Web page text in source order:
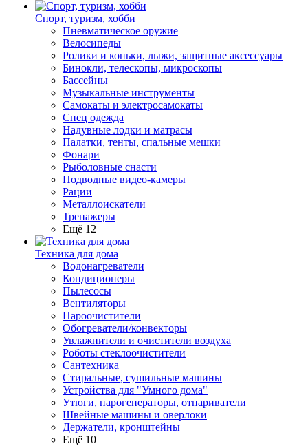
Спорт, туризм, хобби
Пневматическое оружие
Велосипеды
Ролики и коньки, лыжи, защитные аксессуары
Бинокли, телескопы, микроскопы
Бассейны
Музыкальные инструменты
Самокаты и электросамокаты
Спец одежда
Надувные лодки и матрасы
Палатки, тенты, спальные мешки
Фонари
Рыболовные снасти
Подводные видео-камеры
Рации
Металлоискатели
Тренажеры
Ещё 12
Техника для дома
Водонагреватели
Кондиционеры
Пылесосы
Вентиляторы
Пароочистители
Обогреватели/конвекторы
Увлажнители и очистители воздуха
Роботы стеклоочистители
Сантехника
Стиральные, сушильные машины
Устройства для "Умного дома"
Утюги, парогенераторы, отпариватели
Швейные машины и оверлоки
Держатели, кронштейны
Ещё 10